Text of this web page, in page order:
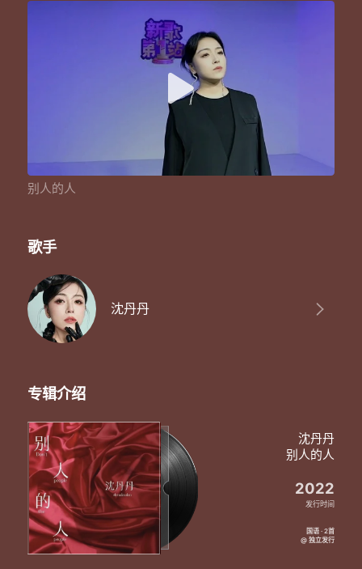
别人的人
歌手
沈丹丹
专辑介绍
沈丹丹
别人的人
2022
发行时间
国语 · 2首
@ 独立发行